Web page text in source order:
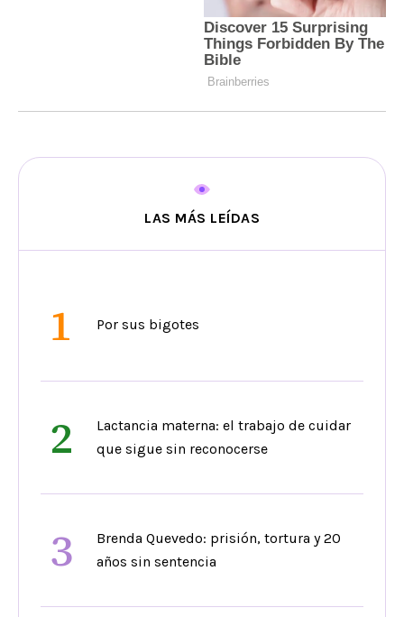
LAS MÁS LEÍDAS
1 Por sus bigotes
2
Lactancia materna: el trabajo de cuidar
que sigue sin reconocerse
3
Brenda Quevedo: prisión, tortura y 20
años sin sentencia